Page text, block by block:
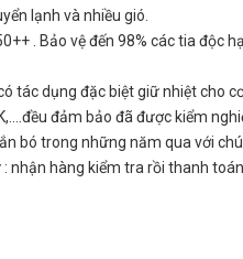
lạnh và nhiều gió.
. Bảo vệ đến 98% các tia độc
tác dụng đặc biệt giữ nhiệt cho
đảm bảo đã được kiểm
bó trong những năm qua với
nhận hàng kiểm tra rồi thanh